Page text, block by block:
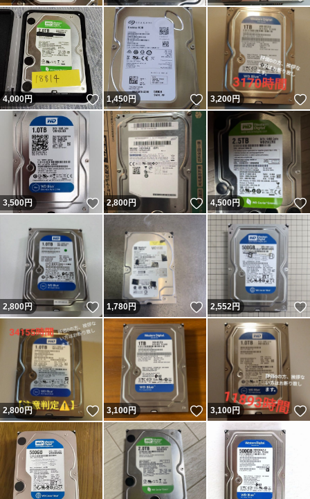
4,000円 いいね！
1,450円 いいね！
3,200円
3,500円 いいね！
2,800円 いいね！
4,500円
2,800円 いいね！
1,780円 いいね！
2,552円
2,800円 いいね！
3,100円 いいね！
3,100円